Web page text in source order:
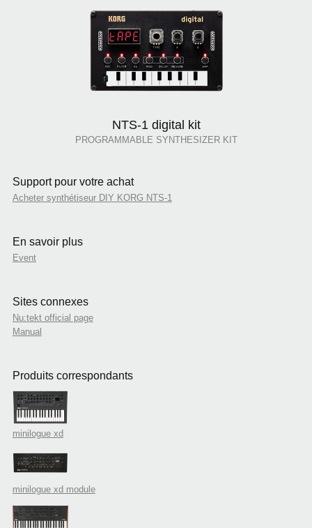
NTS-1 digital kit
PROGRAMMABLE SYNTHESIZER KIT
Support pour votre achat
Acheter synthétiseur DIY KORG NTS-1
En savoir plus
Event
Sites connexes
Nu:tekt official page
Manual
Produits correspondants
minilogue xd
minilogue xd module